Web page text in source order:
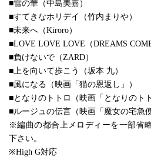
■雪の華（中島美嘉）
■すてきなホリデイ（竹内まりや）
■未来へ（Kiroro）
■LOVE LOVE LOVE（DREAMS
■負けないで（ZARD）
■上を向いて歩こう（坂本 九）
■風になる（映画「猫の恩返し」）
■となりのトトロ（映画「となりのト
■ルージュの伝言（映画「魔女の宅急便
※編曲の都合上メロディーを一部省
下さい。
※High G対応